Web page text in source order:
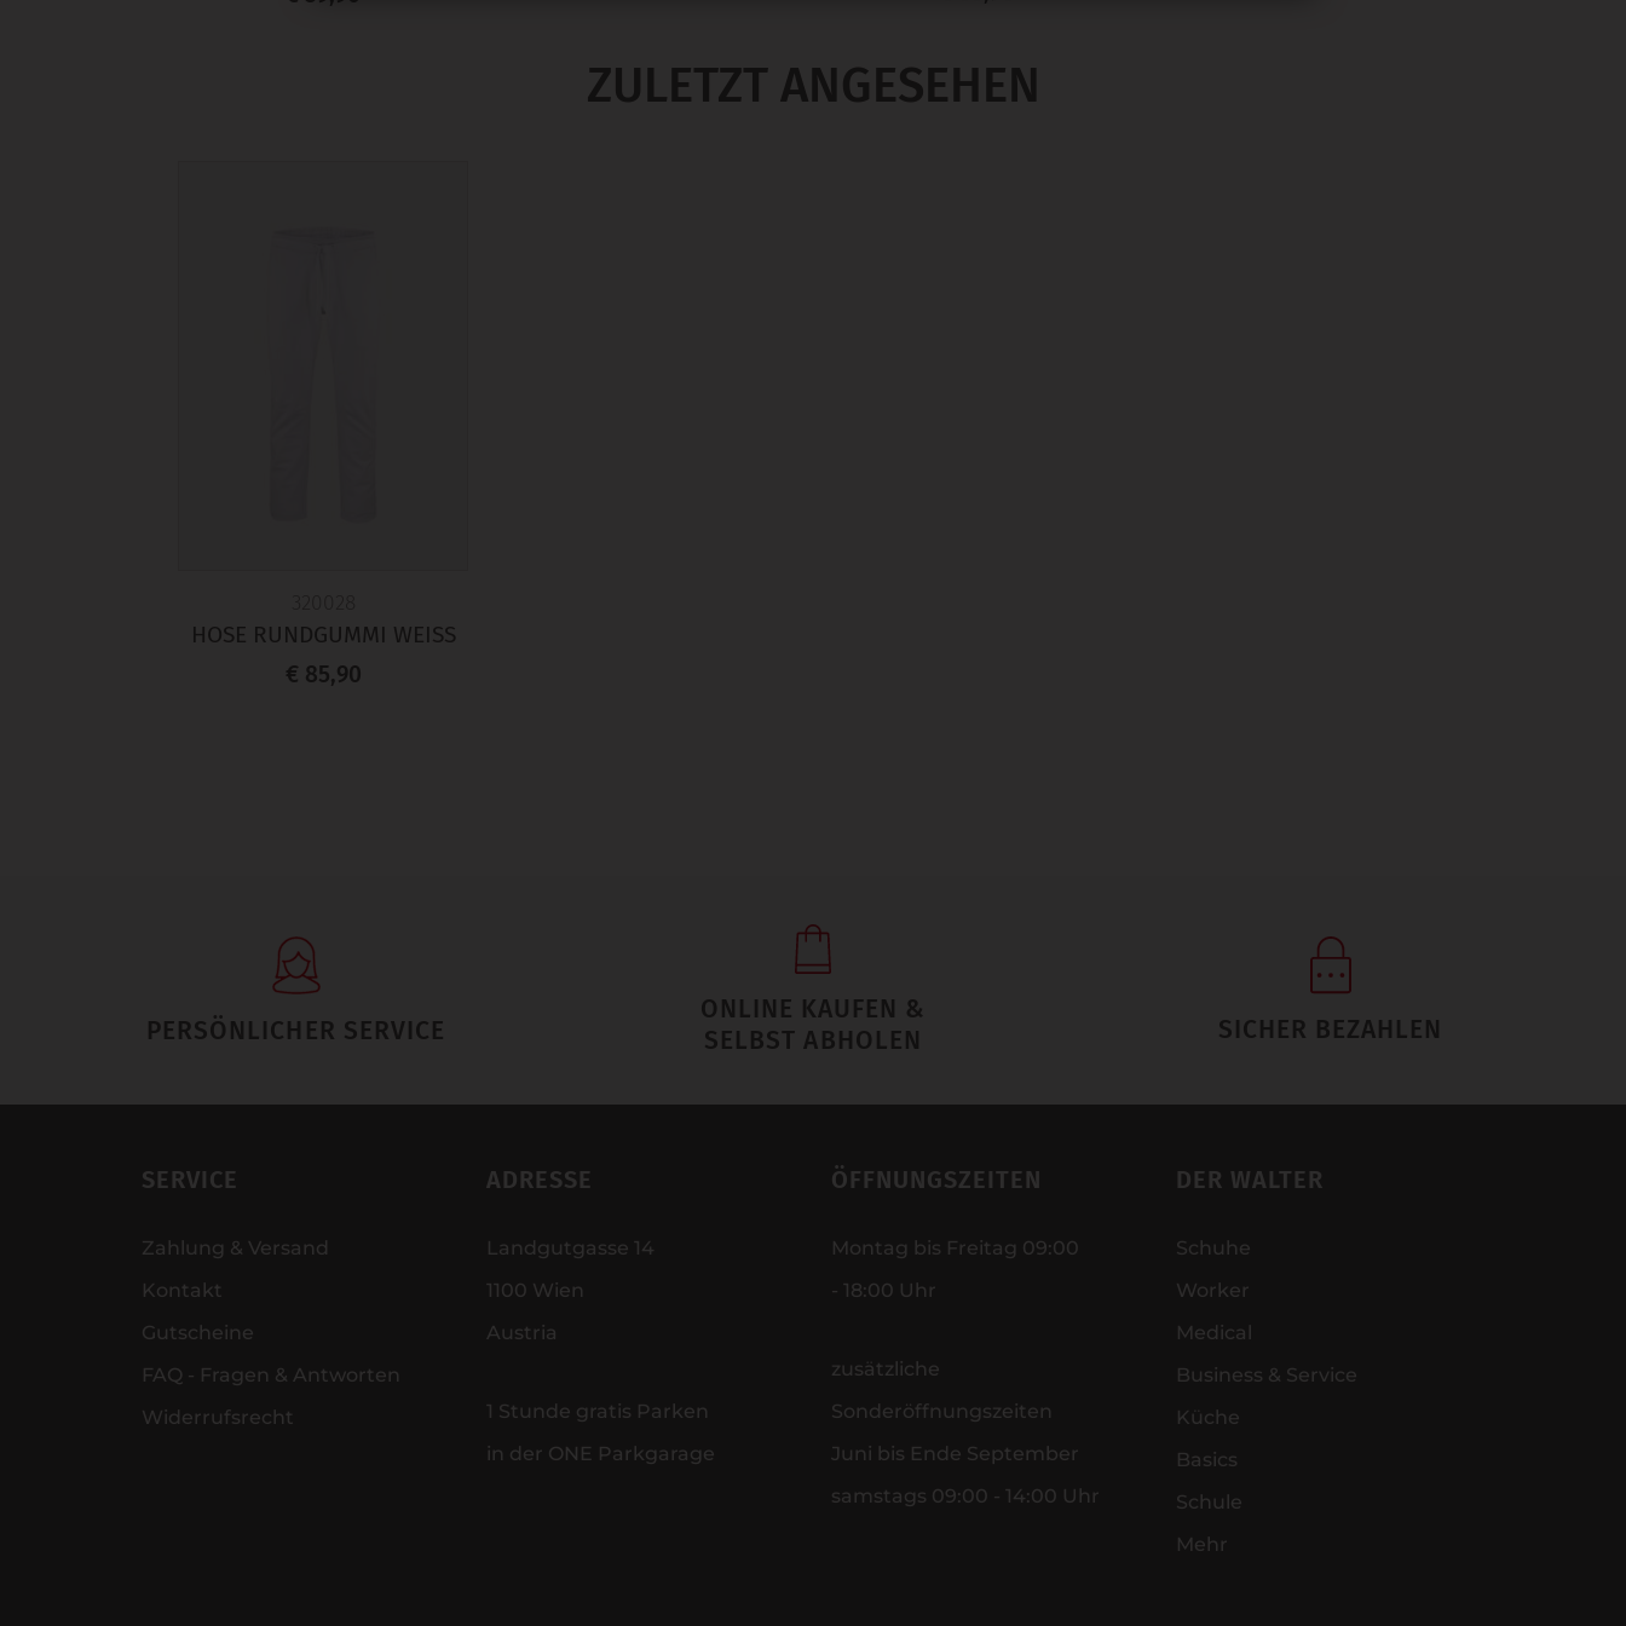
ZULETZT ANGESEHEN
HOSE RUNDGUMMI WEISS
€ 85,90
PERSÖNLICHER SERVICE
ONLINE KAUFEN &
SELBST ABHOLEN
SICHER BEZAHLEN
SERVICE
Zahlung & Versand
Kontakt
Gutscheine
FAQ - Fragen & Antworten
Widerrufsrecht
ADRESSE
Landgutgasse 14
1100 Wien
Austria
1 Stunde gratis Parken
in der ONE Parkgarage
ÖFFNUNGSZEITEN
Montag bis Freitag 09:00
- 18:00 Uhr
zusätzliche
Sonderöffnungszeiten
Juni bis Ende September
samstags 09:00 - 14:00 Uhr
DER WALTER
Schuhe
Worker
Medical
Business & Service
Küche
Basics
Schule
Mehr